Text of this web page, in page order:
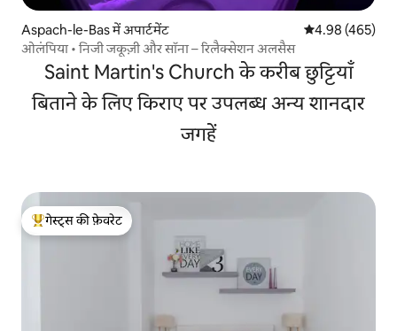
Aspach-le-Bas में अपार्टमेंट औसत रेटिंग 5 में से
4.98 (465)
ओलंपिया • निजी जकूज़ी और सॉना – रिलैक्सेशन अलसैस
Saint Martin's Church के करीब छुट्टियाँ
बिताने के लिए किराए पर उपलब्ध अन्य शानदार
जगहें
गेस्ट्स का टॉप फ़ेवरेट
गेस्ट्स की फ़ेवरेट